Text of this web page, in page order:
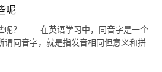
呢
呢？ 在英语学习中，同音字是一个
谓同音字，就是指发音相同但意义和拼